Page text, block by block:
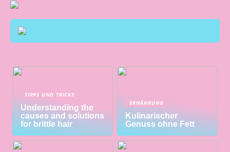
TIPPS UND TRICKS
Understanding the
causes and solutions
for brittle hair
ERNÄHRUNG
Kulinarischer
Genuss ohne Fett